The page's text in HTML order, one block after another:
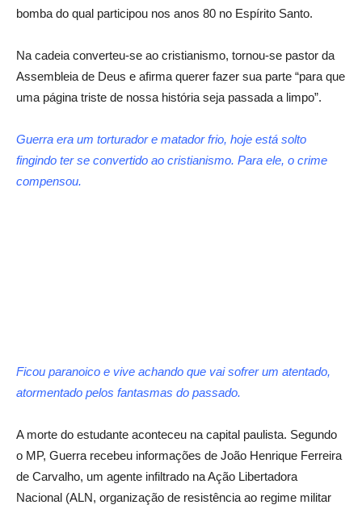
bomba do qual participou nos anos 80 no Espírito Santo.
Na cadeia converteu-se ao cristianismo, tornou-se pastor da
Assembleia de Deus e afirma querer fazer sua parte “para que
uma página triste de nossa história seja passada a limpo”.
Guerra era um torturador e matador frio, hoje está solto
fingindo ter se convertido ao cristianismo. Para ele, o crime
compensou.
Ficou paranoico e vive achando que vai sofrer um atentado,
atormentado pelos fantasmas do passado.
A morte do estudante aconteceu na capital paulista. Segundo
o MP, Guerra recebeu informações de João Henrique Ferreira
de Carvalho, um agente infiltrado na Ação Libertadora
Nacional (ALN, organização de resistência ao regime militar